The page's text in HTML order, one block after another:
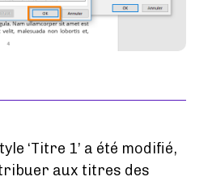
‘Titre 1’ a été modifié,
aux titres des